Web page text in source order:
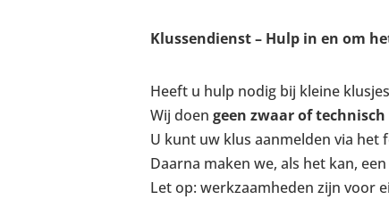
Klussendienst – Hulp in en om
Heeft u hulp nodig bij kleine
Wij doen geen zwaar of
U kunt uw klus aanmelden via
Daarna maken we, als het kan,
Let op: werkzaamheden zijn voor